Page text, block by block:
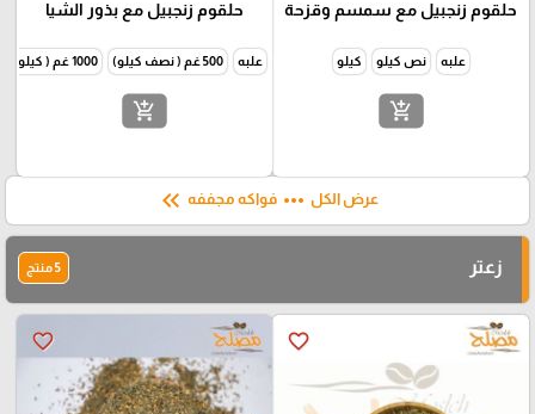
حلقوم زنجبيل مع سمسم وقزحة
علبه نص كيلو كيلو
add_shopping_cart
حلقوم زنجبيل مع بذور الشيا
علبه 500 غم ( نصف كيلو) 1000 غم ( كيلو )
add_shopping_cart
عرض الكل more_horiz فواكه مجففه keyboard_double_arrow_left
زعتر 5 منتج
favorite_border
favorite_border